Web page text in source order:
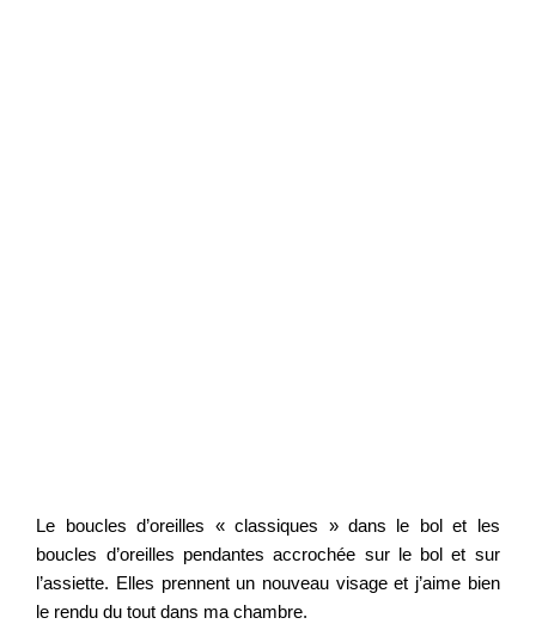
Le boucles d’oreilles « classiques » dans le bol et les
boucles d’oreilles pendantes accrochée sur le bol et sur
l’assiette. Elles prennent un nouveau visage et j’aime bien
le rendu du tout dans ma chambre.